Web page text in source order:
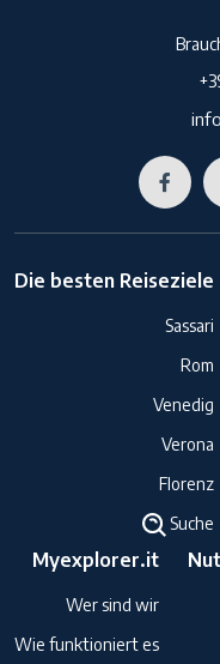
Die besten Reiseziele
Sassari
Rom
Venedig
Verona
Florenz
Suche
Myexplorer.it
Wer sind wir
Wie funktioniert es